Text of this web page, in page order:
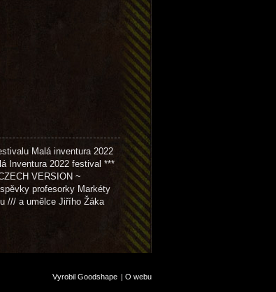
Malá inventura 2022
Inventura 2022 festival ***
VERSION ~
profesorky Markéty
/// a umělce Jiřího Žáka
Vyrobil Goodshape | O webu